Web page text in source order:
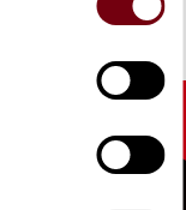
from the